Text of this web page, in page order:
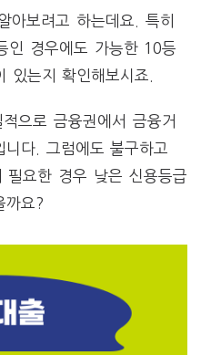
아보려고 하는데요. 특히
인 경우에도 가능한 10등
는지 확인해보시죠.
으로 금융권에서 금융거
다. 그럼에도 불구하고
필요한 경우 낮은 신용등급
까요?